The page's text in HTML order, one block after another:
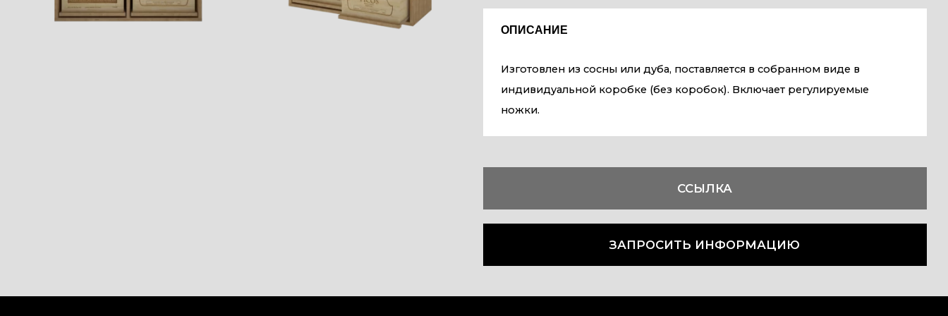
ОПИСАНИЕ
Изготовлен из сосны или дуба, поставляется в собранном виде в
индивидуальной коробке (без коробок). Включает регулируемые
ножки.
ССЫЛКА
ЗАПРОСИТЬ ИНФОРМАЦИЮ